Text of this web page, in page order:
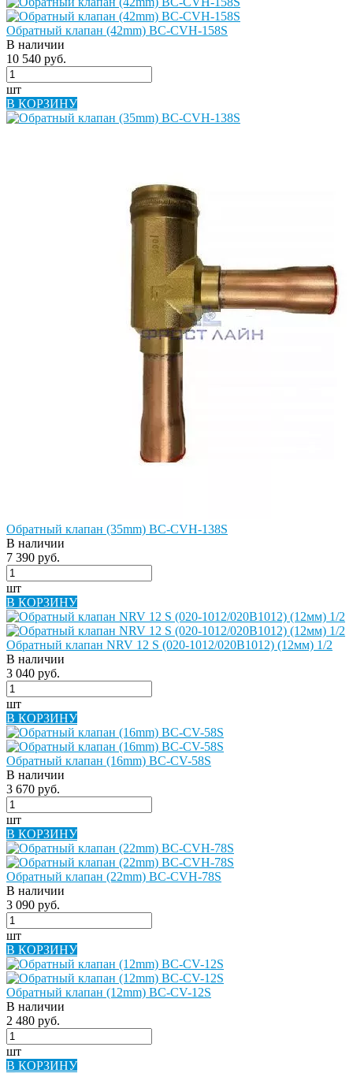
Обратный клапан (42mm) BC-CVH-158S
В наличии
10 540 руб.
шт
В КОРЗИНУ
Обратный клапан (35mm) BC-CVH-138S
В наличии
7 390 руб.
шт
В КОРЗИНУ
Обратный клапан NRV 12 S (020-1012/020B1012) (12мм) 1/2
В наличии
3 040 руб.
шт
В КОРЗИНУ
Обратный клапан (16mm) BC-CV-58S
В наличии
3 670 руб.
шт
В КОРЗИНУ
Обратный клапан (22mm) BC-CVH-78S
В наличии
3 090 руб.
шт
В КОРЗИНУ
Обратный клапан (12mm) BC-CV-12S
В наличии
2 480 руб.
шт
В КОРЗИНУ